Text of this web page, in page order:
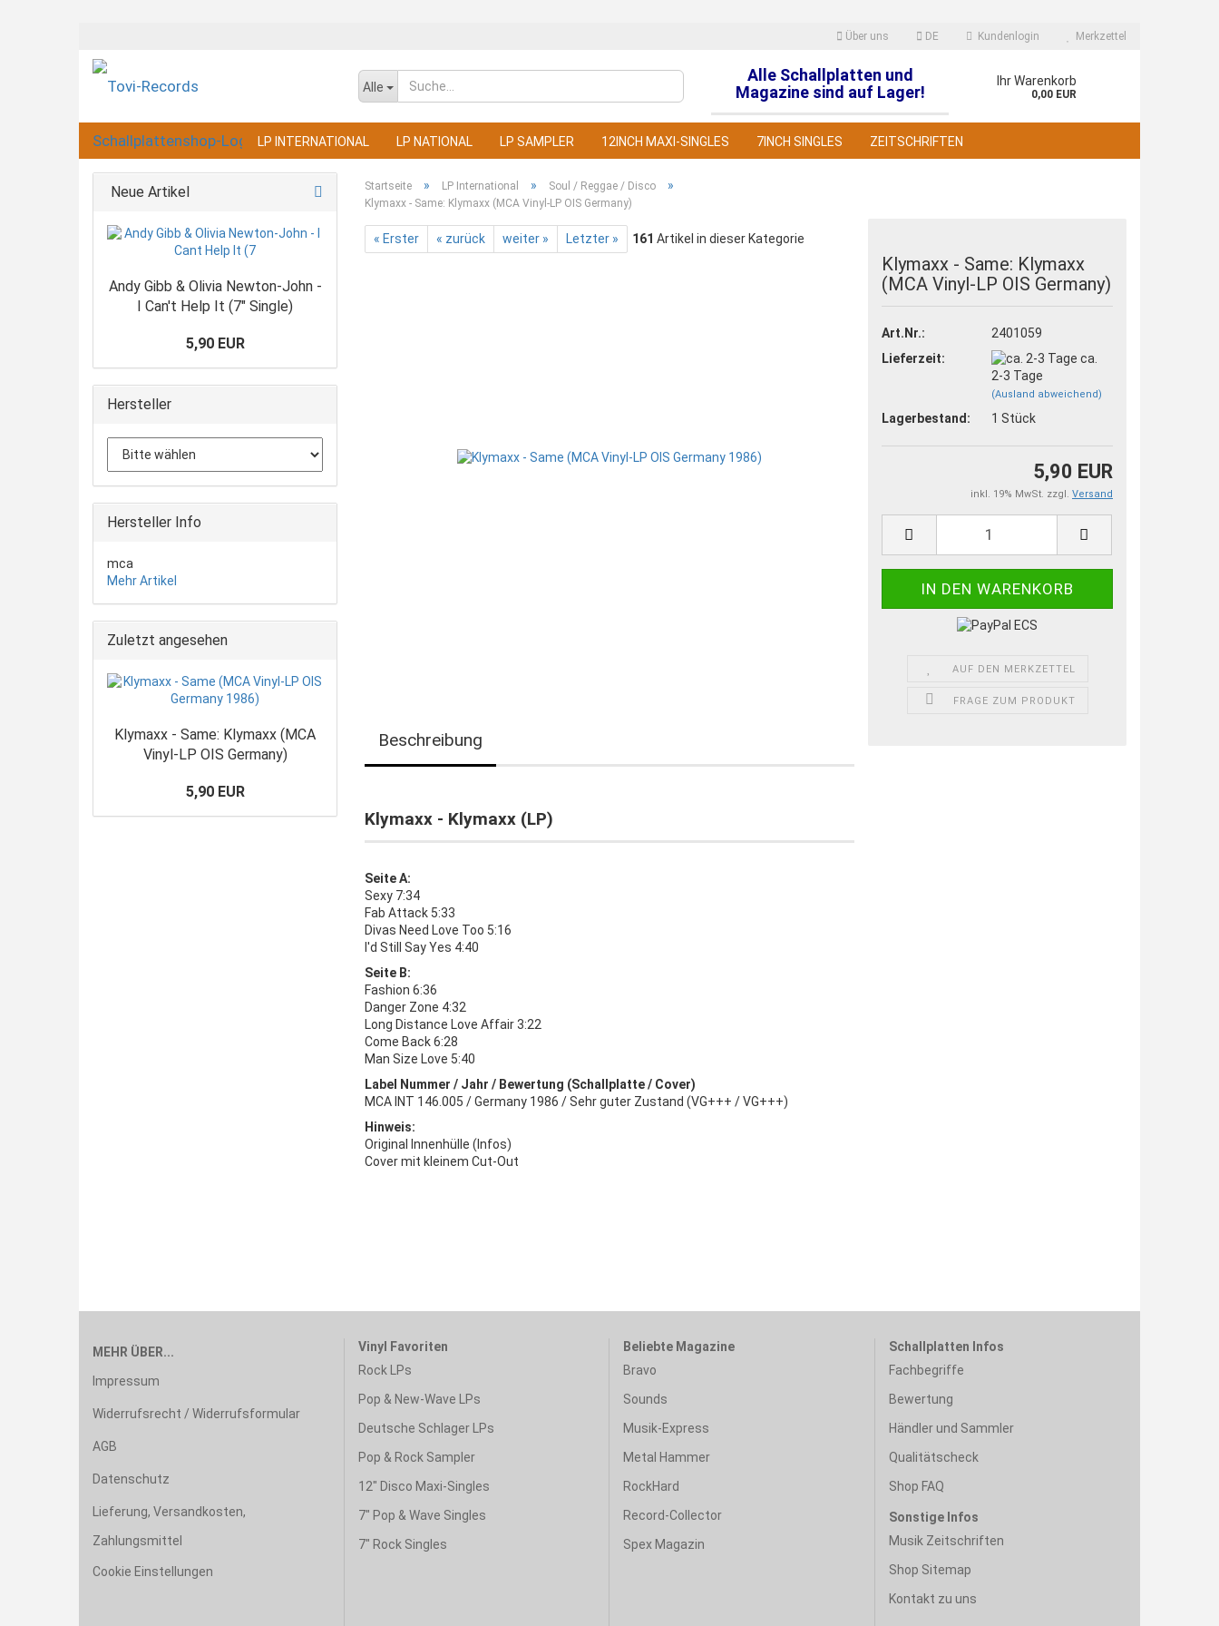
Über uns DE
Sprache auswählen
Kundenlogin Merkzettel
Alle
Alle Schallplatten und
Magazine sind auf Lager!
Ihr Warenkorb
0,00 EUR
LP INTERNATIONAL LP NATIONAL LP SAMPLER 12INCH MAXI-SINGLES 7INCH SINGLES ZEITSCHRIFTEN
Startseite » LP International » Soul / Reggae / Disco »
Klymaxx - Same: Klymaxx (MCA Vinyl-LP OIS Germany)
« Erster « zurück weiter » Letzter » 161 Artikel in dieser Kategorie
Klymaxx - Same: Klymaxx
(MCA Vinyl-LP OIS Germany)
Art.Nr.:
2401059
Lieferzeit:
ca.
2-3 Tage
(Ausland abweichend)
Lagerbestand: 1Stück
5,90 EUR
inkl. 19% MwSt. zzgl. Versand
AUF DEN MERKZETTEL
FRAGE ZUM PRODUKT
Beschreibung
Klymaxx - Klymaxx (LP)
Seite A:
Sexy 7:34
Fab Attack 5:33
Divas Need Love Too 5:16
I'd Still Say Yes 4:40
Seite B:
Fashion 6:36
Danger Zone 4:32
Long Distance Love Affair 3:22
Come Back 6:28
Man Size Love 5:40
Label Nummer / Jahr / Bewertung (Schallplatte / Cover)
MCA INT 146.005 / Germany 1986 / Sehr guter Zustand (VG+++ / VG+++)
Hinweis:
Original Innenhülle (Infos)
Cover mit kleinem Cut-Out
Neue Artikel
Andy Gibb & Olivia Newton-John -
I Can't Help It (7" Single)
5,90 EUR
Hersteller
Hersteller Info
mca
Mehr Artikel
Zuletzt angesehen
Klymaxx - Same: Klymaxx (MCA
Vinyl-LP OIS Germany)
5,90 EUR
MEHR ÜBER...
Impressum
Widerrufsrecht / Widerrufsformular
AGB
Datenschutz
Lieferung, Versandkosten,
Zahlungsmittel
Cookie Einstellungen
Vinyl Favoriten
Rock LPs
Pop & New-Wave LPs
Deutsche Schlager LPs
Pop & Rock Sampler
12" Disco Maxi-Singles
7" Pop & Wave Singles
7" Rock Singles
Beliebte Magazine
Bravo
Sounds
Musik-Express
Metal Hammer
RockHard
Record-Collector
Spex Magazin
Schallplatten Infos
Fachbegriffe
Bewertung
Händler und Sammler
Qualitätscheck
Shop FAQ
Sonstige Infos
Musik Zeitschriften
Shop Sitemap
Kontakt zu uns